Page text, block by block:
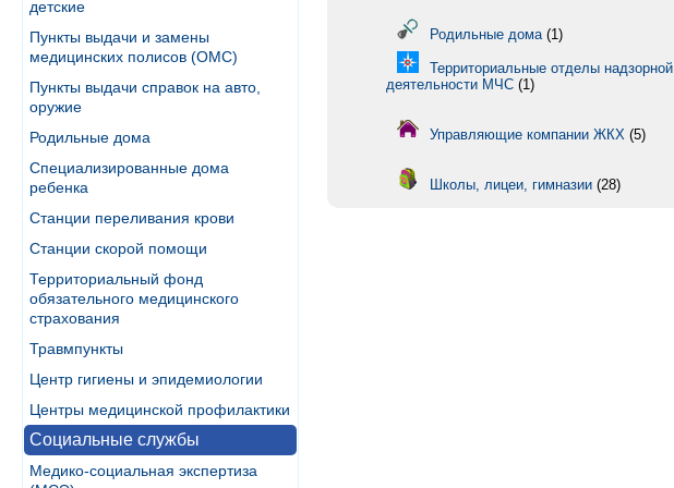
детские
Пункты выдачи и замены
медицинских полисов (ОМС)
Пункты выдачи справок на авто,
оружие
Родильные дома
Специализированные дома
ребенка
Станции переливания крови
Станции скорой помощи
Территориальный фонд
обязательного медицинского
страхования
Травмпункты
Центр гигиены и эпидемиологии
Центры медицинской профилактики
Социальные службы
Медико-социальная экспертиза
Родильные дома(1)
Территориальные отделы надзорной
деятельности МЧС (1)
Управляющие компании ЖКХ (5)
Школы, лицеи, гимназии (28)